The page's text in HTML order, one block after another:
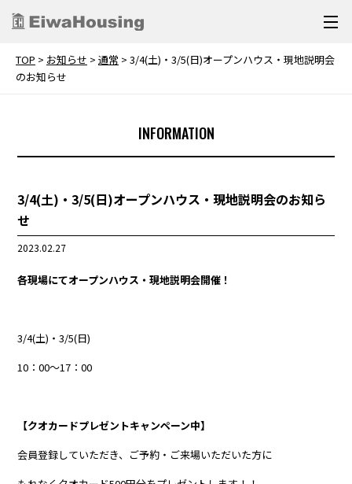
TOP > お知らせ > 通常 > 3/4(土)・3/5(日)オープンハウス・現地説明会
のお知らせ
INFORMATION
3/4(土)・3/5(日)オープンハウス・現地説明会のお知ら
せ
2023.02.27
各現場にてオープンハウス・現地説明会開催！
3/4(土)・3/5(日)
10：00～17：00
【クオカードプレゼントキャンペーン中】
会員登録していただき、ご予約・ご来場いただいた方に